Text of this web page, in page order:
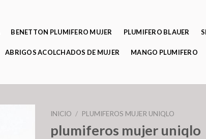
BENETTON PLUMIFERO MUJER PLUMIFERO BLAUER
ABRIGOS ACOLCHADOS DE MUJER MANGO PLUMIFERO
INICIO / PLUMIFEROS MUJER UNIQLO
plumiferos mujer uniqlo